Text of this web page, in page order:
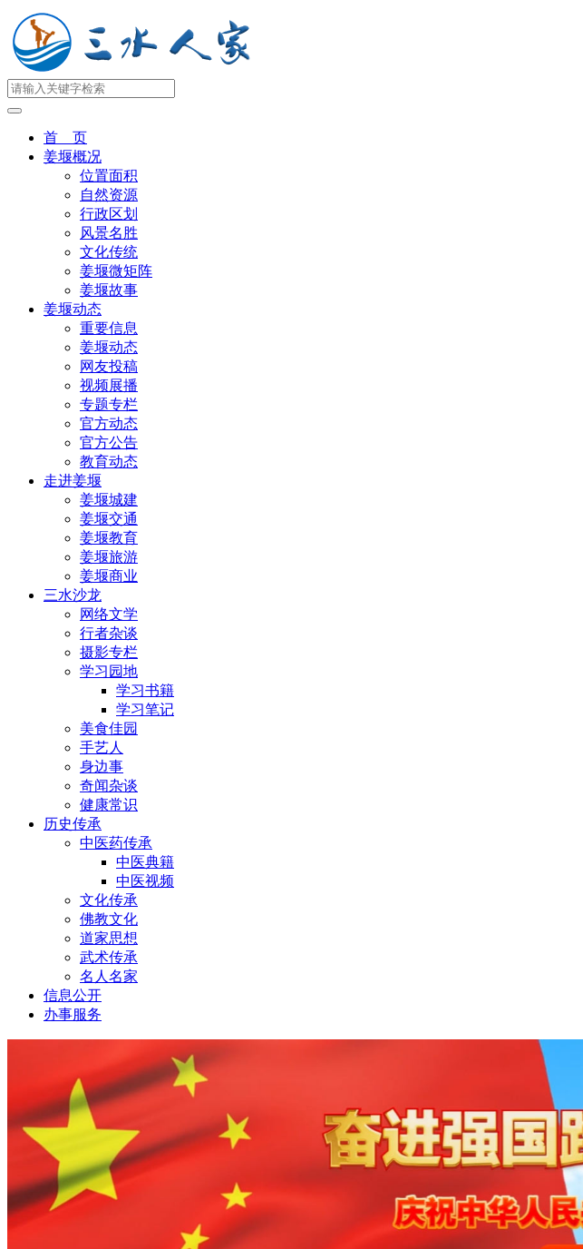
首 页
姜堰概况
位置面积
自然资源
行政区划
风景名胜
文化传统
姜堰微矩阵
姜堰故事
姜堰动态
重要信息
姜堰动态
网友投稿
视频展播
专题专栏
官方动态
官方公告
教育动态
走进姜堰
姜堰城建
姜堰交通
姜堰教育
姜堰旅游
姜堰商业
三水沙龙
网络文学
行者杂谈
摄影专栏
学习园地
学习书籍
学习笔记
美食佳园
手艺人
身边事
奇闻杂谈
健康常识
历史传承
中医药传承
中医典籍
中医视频
文化传承
佛教文化
道家思想
武术传承
名人名家
信息公开
办事服务